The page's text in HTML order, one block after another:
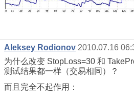
Aleksey Rodionov 2010.07.16
为什么改变 StopLoss=30 和
测试结果都一样（交易相同）？
而且完全不起作用：